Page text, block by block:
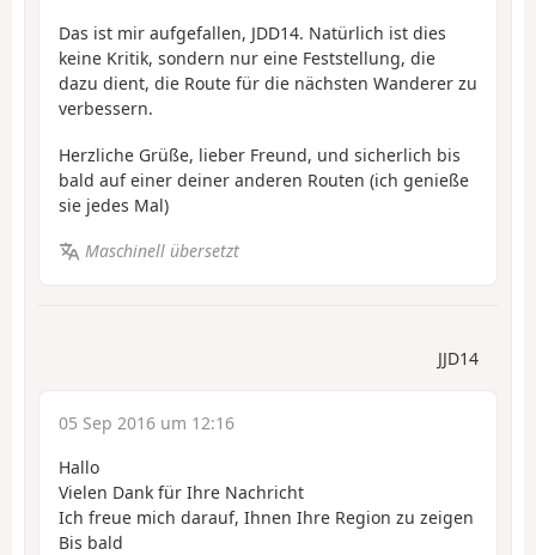
Das ist mir aufgefallen, JDD14. Natürlich ist dies
keine Kritik, sondern nur eine Feststellung, die
dazu dient, die Route für die nächsten Wanderer zu
verbessern.
Herzliche Grüße, lieber Freund, und sicherlich bis
bald auf einer deiner anderen Routen (ich genieße
sie jedes Mal)
Maschinell übersetzt
JJD14
05 Sep 2016 um 12:16
Hallo
Vielen Dank für Ihre Nachricht
Ich freue mich darauf, Ihnen Ihre Region zu zeigen
Bis bald